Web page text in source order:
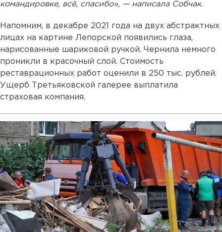
командировке, всё, спасибо», — написала Собчак.
Напомним, в декабре 2021 года на двух абстрактных
лицах на картине Лепорской появились глаза,
нарисованные шариковой ручкой. Чернила немного
проникли в красочный слой. Стоимость
реставрационных работ оценили в 250 тыс. рублей.
Ущерб Третьяковской галерее выплатила
страховая компания.